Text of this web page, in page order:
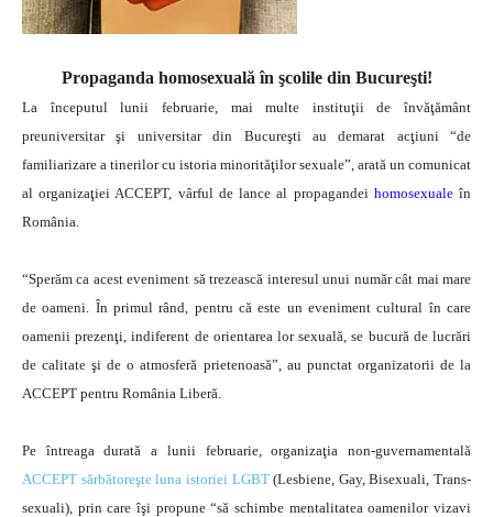
Propaganda homosexuală în şcolile din Bucureşti!
La începutul lunii februarie, mai multe instituţii de învăţământ
preuniversitar şi universitar din Bucureşti au demarat acţiuni “de
familiarizare a tinerilor cu istoria minorităţilor sexuale”, arată un comunicat
al organizaţiei ACCEPT, vârful de lance al propagandei homosexualeîn
România.
“Sperăm ca acest eveniment să trezească interesul unui număr cât mai mare
de oameni. În primul rând, pentru că este un eveniment cultural în care
oamenii prezenţi, indiferent de orientarea lor sexuală, se bucură de lucrări
de calitate şi de o atmosferă prietenoasă”, au punctat organizatorii de la
ACCEPT pentru România Liberă.
Pe întreaga durată a lunii februarie, organizaţia non-guvernamentală
ACCEPT sărbătoreşte luna istoriei LGBT(Lesbiene, Gay, Bisexuali, Trans-
sexuali), prin care îşi propune “să schimbe mentalitatea oamenilor vizavi